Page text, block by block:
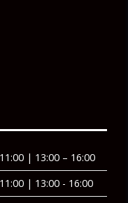
| 13:00 – 16:00
| 13:00 - 16:00